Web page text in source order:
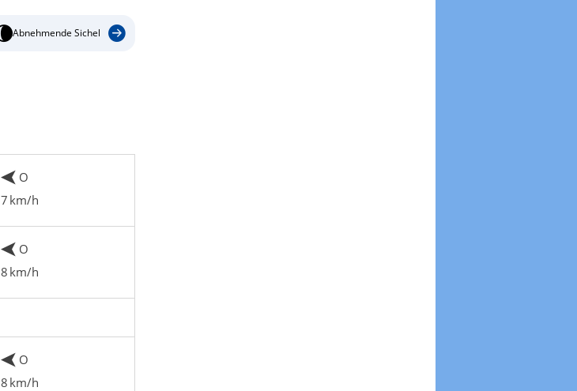
Abnehmende Sichel
O
7 km/h
O
8 km/h
O
8 km/h